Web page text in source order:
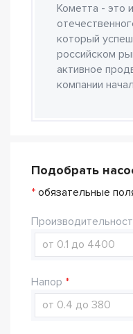
Кометта - это
который
российском
активное
компании
Подобрать
* обязательные
Напор